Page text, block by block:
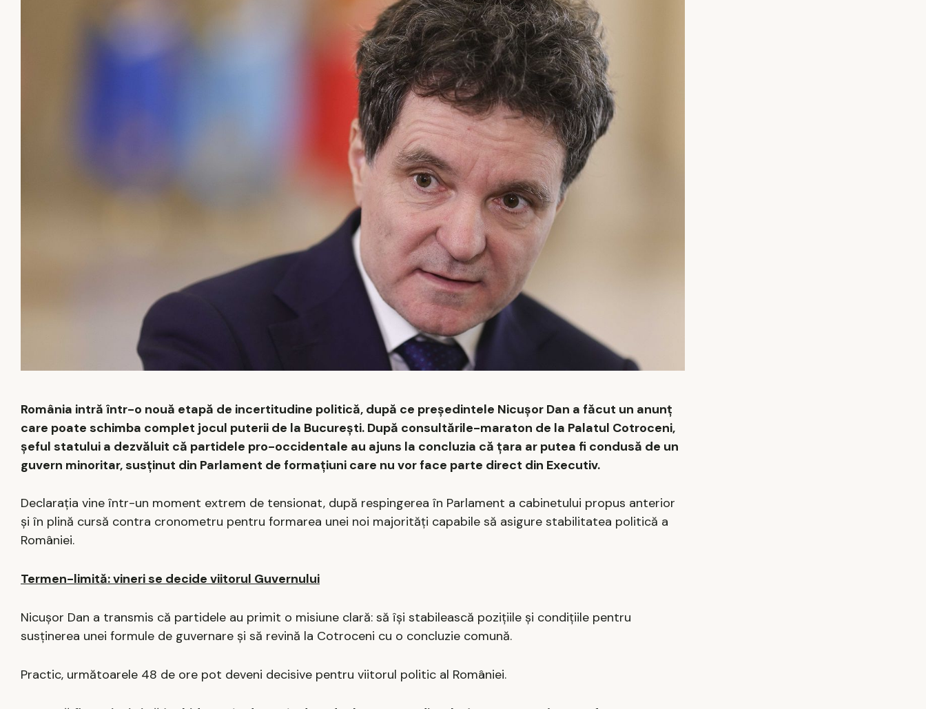
România intră într-o nouă etapă de incertitudine politică, după ce președintele Nicușor Dan a făcut un anunț
care poate schimba complet jocul puterii de la București. După consultările-maraton de la Palatul Cotroceni,
șeful statului a dezvăluit că partidele pro-occidentale au ajuns la concluzia că țara ar putea fi condusă de un
guvern minoritar, susținut din Parlament de formațiuni care nu vor face parte direct din Executiv.
Declarația vine într-un moment extrem de tensionat, după respingerea în Parlament a cabinetului propus anterior
și în plină cursă contra cronometru pentru formarea unei noi majorități capabile să asigure stabilitatea politică a
României.
Termen-limită: vineri se decide viitorul Guvernului
Nicușor Dan a transmis că partidele au primit o misiune clară: să își stabilească pozițiile și condițiile pentru
susținerea unei formule de guvernare și să revină la Cotroceni cu o concluzie comună.
Practic, următoarele 48 de ore pot deveni decisive pentru viitorul politic al României.